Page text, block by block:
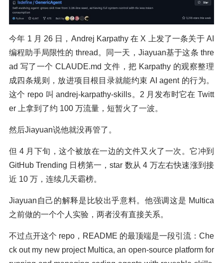
今年 1 月 26 日，Andrej Karpathy 在 X 上发了一条关于 AI
编程助手局限性的 thread。同一天，Jiayuan基于这条 thre
ad 写了一个 CLAUDE.md 文件，把 Karpathy 的观察整理
成四条规则，放进项目根目录就能约束 AI agent 的行为。
这个 repo 叫 andrej-karpathy-skills。2 月发布时它在 Twitt
er 上拿到了约 100 万流量，短暂火了一波。
然后Jiayuan说他就没再管了。
但 4 月下旬，这个被放在一边的文件又火了一次。它冲到
GitHub Trending 日榜第一，star 数从 4 万左右快速涨到接
近 10 万，连续几天霸榜。
Jiayuan自己的解释是比较出乎意料。他强调这是 Multica
之前做的一个个人实验，两者没有直接关系。
不过点开这个 repo，README 的最顶端是一段引流：Che
ck out my new project Multica, an open-source platform for